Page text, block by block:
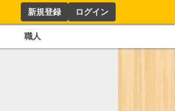
新規登録 ログイン
職人